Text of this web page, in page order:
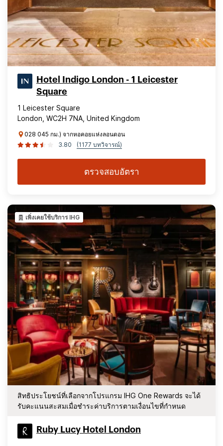
Hotel Indigo London - 1 Leicester
Square
1 Leicester Square
London, WC2H 7NA, United Kingdom
028 045 กม.) จากหอคอยแห่งลอนดอน
3.80
(1177 บทวิจารณ์)
ตรวจสอบอัตรา
เพิ่งเคยใช้บริการ IHG
สิทธิประโยชน์ที่เลือกจากโปรแกรม IHG One Rewards จะได้
รับคะแนนสะสมเมื่อชำระค่าบริการตามเงื่อนไขที่กำหนด
Ruby Lucy Hotel London